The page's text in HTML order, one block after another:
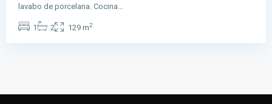
lavabo de porcelana. Cocina…
1 2 129 m2